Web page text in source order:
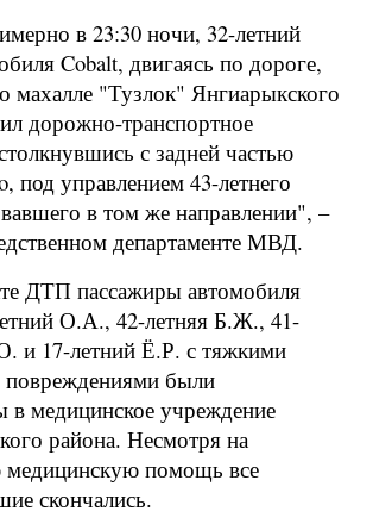
в 23:30 ночи, 32-летний
Cobalt, двигаясь по дороге,
махалле "Тузлок" Янгиарыкского
дорожно-транспортное
с задней частью
под управлением 43-летнего
в том же направлении", –
департаменте МВД.
ДТП пассажиры автомобиля
О.А., 42-летняя Б.Ж., 41-
и 17-летний Ё.Р. с тяжкими
повреждениями были
в медицинское учреждение
района. Несмотря на
медицинскую помощь все
скончались.